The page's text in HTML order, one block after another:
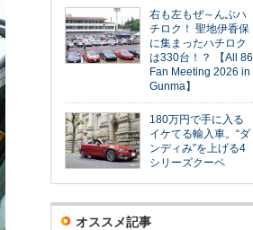
右も左もぜ～んぶハ
チロク！ 聖地伊香保
に集まったハチロク
は330台！？ 【All 86
Fan Meeting 2026 in
Gunma】
180万円で手に入る
イケてる輸入車。“ダ
ンディみ”を上げる4
シリーズクーペ
オススメ記事